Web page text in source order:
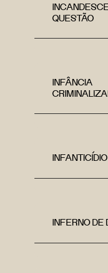
QUESTÃO
INFÂNCIA
INFANTICÍDIO
INFERNO DE